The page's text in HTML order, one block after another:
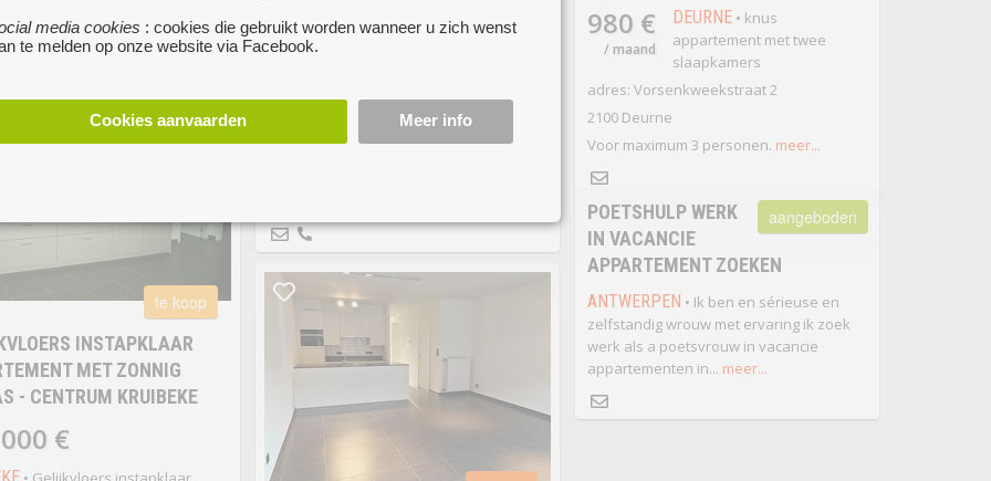
media cookies : cookies die gebruikt worden wanneer u zich wenst
te melden op onze website via Facebook.
Cookies aanvaarden Meer info
en een vaatwasser.
980 €
/ maand
DEURNE • knus
appartement met twee
slaapkamers
adres: Vorsenkweekstraat 2
2100 Deurne
Voor maximum 3 personen. meer...
BERCHEM UNIEK APPARTEMENT +
GARAGEBOX TE KOOP
-
ZATERDAG 25/04
te koop
INSTAPKLAAR
MET ZONNIG
- CENTRUM KRUIBEKE
€
aangeboden
POETSHULP WERK
IN VACANCIE
APPARTEMENT ZOEKEN
ANTWERPEN • Ik ben en sérieuse en
zelfstandig wrouw met ervaring ik zoek
werk als a poetsvrouw in vacancie
appartementen in... meer...